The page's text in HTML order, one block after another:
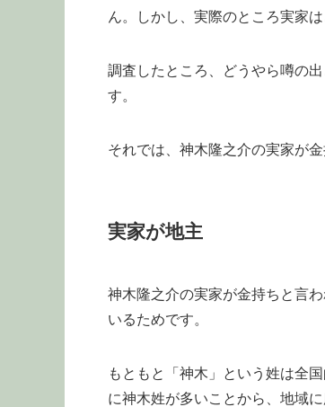
ん。しかし、実際のところ実家
調査したところ、どうやら噂の
す。
それでは、神木隆之介の実家が
実家が地主
神木隆之介の実家が金持ちと言
いるためです。
もともと「神木」という姓は全
に神木姓が多いことから、地域